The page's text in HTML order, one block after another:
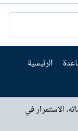
الرئيسية
الاستمرار في